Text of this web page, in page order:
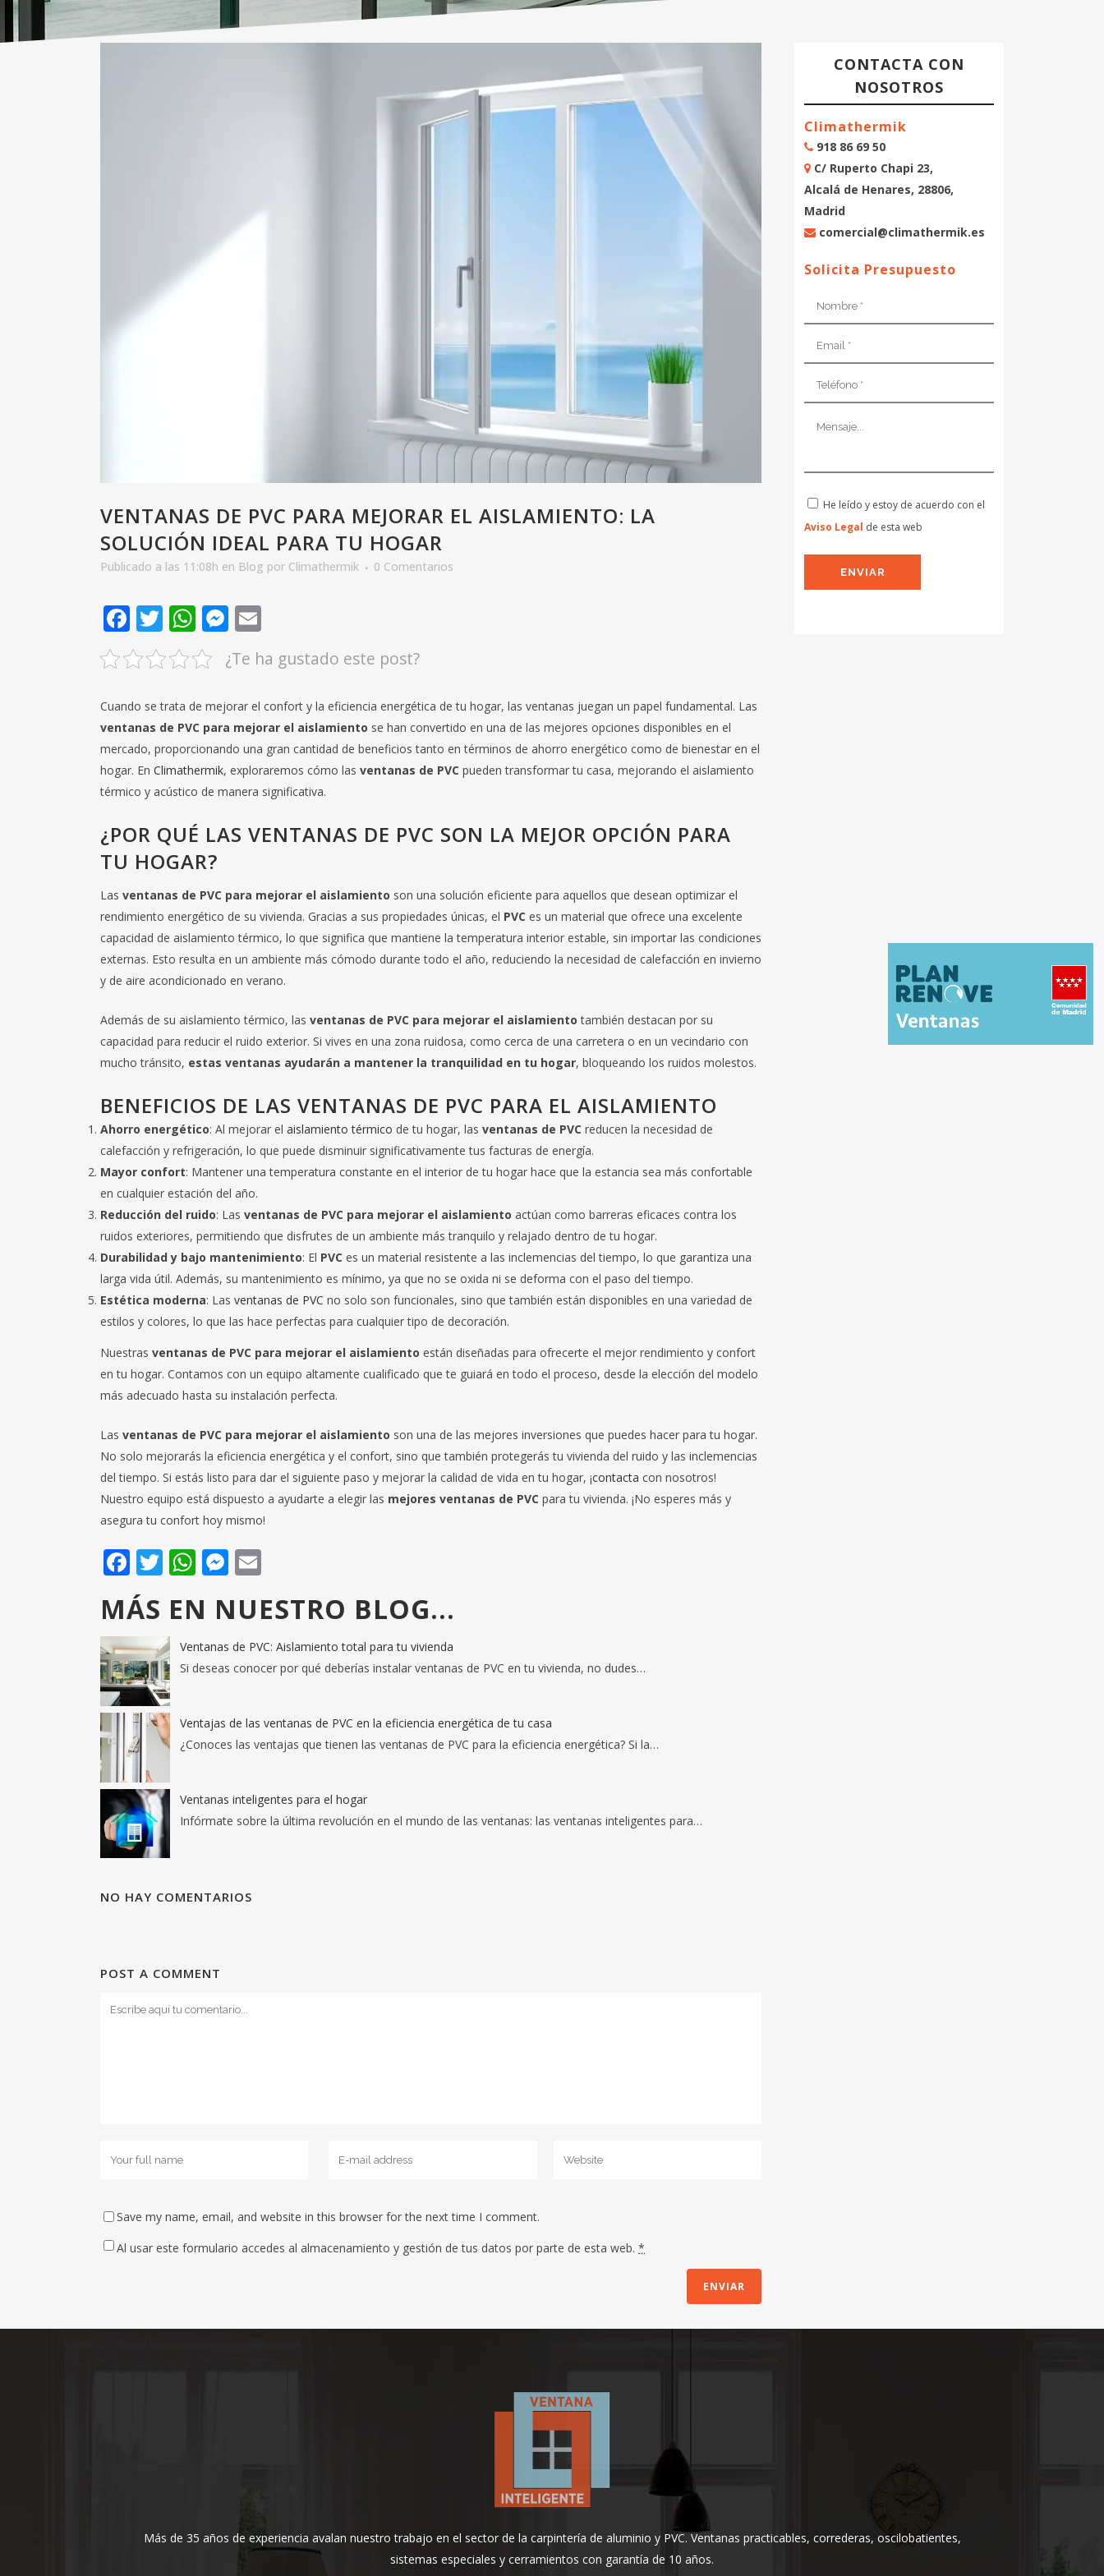
VENTANAS DE PVC PARA MEJORAR EL AISLAMIENTO: LA
SOLUCIÓN IDEAL PARA TU HOGAR
Publicado a las 11:08h en Blog por Climathermik 0 Comentarios
Facebook
Twitter
WhatsApp
Messenger
¿Te ha gustado este post?
Cuando se trata de mejorar el confort y la eficiencia energética de tu hogar, las ventanas juegan un papel fundamental. Las
ventanas de PVC para mejorar el aislamiento se han convertido en una de las mejores opciones disponibles en el
mercado, proporcionando una gran cantidad de beneficios tanto en términos de ahorro energético como de bienestar en el
hogar. En Climathermik, exploraremos cómo las ventanas de PVC pueden transformar tu casa, mejorando el aislamiento
térmico y acústico de manera significativa.
¿POR QUÉ LAS VENTANAS DE PVC SON LA MEJOR OPCIÓN PARA
TU HOGAR?
Las ventanas de PVC para mejorar el aislamiento son una solución eficiente para aquellos que desean optimizar el
rendimiento energético de su vivienda. Gracias a sus propiedades únicas, el PVC es un material que ofrece una excelente
capacidad de aislamiento térmico, lo que significa que mantiene la temperatura interior estable, sin importar las condiciones
externas. Esto resulta en un ambiente más cómodo durante todo el año, reduciendo la necesidad de calefacción en invierno
y de aire acondicionado en verano.
Además de su aislamiento térmico, las ventanas de PVC para mejorar el aislamiento también destacan por su
capacidad para reducir el ruido exterior. Si vives en una zona ruidosa, como cerca de una carretera o en un vecindario con
mucho tránsito, estas ventanas ayudarán a mantener la tranquilidad en tu hogar, bloqueando los ruidos molestos.
BENEFICIOS DE LAS VENTANAS DE PVC PARA EL AISLAMIENTO
Ahorro energético: Al mejorar el aislamiento térmico de tu hogar, las ventanas de PVC reducen la necesidad de
calefacción y refrigeración, lo que puede disminuir significativamente tus facturas de energía.
Mayor confort: Mantener una temperatura constante en el interior de tu hogar hace que la estancia sea más confortable
en cualquier estación del año.
Reducción del ruido: Las ventanas de PVC para mejorar el aislamiento actúan como barreras eficaces contra los
ruidos exteriores, permitiendo que disfrutes de un ambiente más tranquilo y relajado dentro de tu hogar.
Durabilidad y bajo mantenimiento: El PVC es un material resistente a las inclemencias del tiempo, lo que garantiza una
larga vida útil. Además, su mantenimiento es mínimo, ya que no se oxida ni se deforma con el paso del tiempo.
Estética moderna: Las ventanas de PVC no solo son funcionales, sino que también están disponibles en una variedad de
estilos y colores, lo que las hace perfectas para cualquier tipo de decoración.
Nuestras ventanas de PVC para mejorar el aislamiento están diseñadas para ofrecerte el mejor rendimiento y confort
en tu hogar. Contamos con un equipo altamente cualificado que te guiará en todo el proceso, desde la elección del modelo
más adecuado hasta su instalación perfecta.
Las ventanas de PVC para mejorar el aislamiento son una de las mejores inversiones que puedes hacer para tu hogar.
No solo mejorarás la eficiencia energética y el confort, sino que también protegerás tu vivienda del ruido y las inclemencias
del tiempo. Si estás listo para dar el siguiente paso y mejorar la calidad de vida en tu hogar, ¡contacta con nosotros!
Nuestro equipo está dispuesto a ayudarte a elegir las mejores ventanas de PVC para tu vivienda. ¡No esperes más y
asegura tu confort hoy mismo!
Facebook
Twitter
WhatsApp
Messenger
MÁS EN NUESTRO BLOG...
Ventanas de PVC: Aislamiento total para tu vivienda
Si deseas conocer por qué deberías instalar ventanas de PVC en tu vivienda, no dudes…
Ventajas de las ventanas de PVC en la eficiencia energética de tu casa
¿Conoces las ventajas que tienen las ventanas de PVC para la eficiencia energética? Si la…
Ventanas inteligentes para el hogar
Infórmate sobre la última revolución en el mundo de las ventanas: las ventanas inteligentes para…
NO HAY COMENTARIOS
POST A COMMENT
Save my name, email, and website in this browser for the next time I comment.
Al usar este formulario accedes al almacenamiento y gestión de tus datos por parte de esta web. *
CONTACTA CON
NOSOTROS
Climathermik
918 86 69 50
C/ Ruperto Chapi 23,
Alcalá de Henares, 28806,
Madrid
comercial@climathermik.es
Solicita Presupuesto
He leído y estoy de acuerdo con el
Aviso Legal de esta web
Más de 35 años de experiencia avalan nuestro trabajo en el sector de la carpintería de aluminio y PVC. Ventanas practicables, correderas, oscilobatientes,
sistemas especiales y cerramientos con garantía de 10 años.